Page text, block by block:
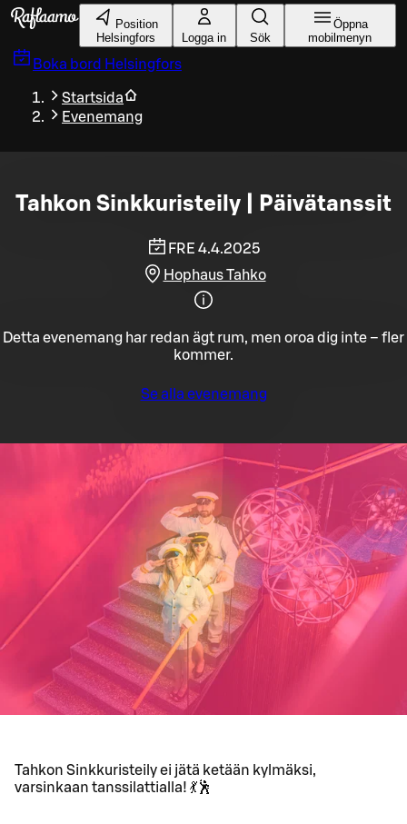
Gå till huvudinnehållet
Position
Helsingfors
Logga in Sök
Öppna
mobilmenyn
Boka bord Helsingfors
Startsida
Evenemang
Tahkon Sinkkuristeily | Päivätanssit
FRE 4.4.2025
Hophaus Tahko
Detta evenemang har redan ägt rum, men oroa dig inte – fler
kommer.
Se alla evenemang
Tahkon Sinkkuristeily ei jätä ketään kylmäksi,
varsinkaan tanssilattialla! 💃🕺